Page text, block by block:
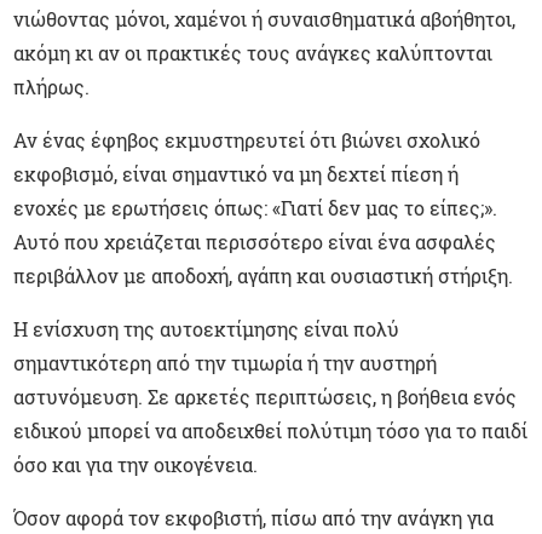
νιώθοντας μόνοι, χαμένοι ή συναισθηματικά αβοήθητοι,
ακόμη κι αν οι πρακτικές τους ανάγκες καλύπτονται
πλήρως.
Αν ένας έφηβος εκμυστηρευτεί ότι βιώνει σχολικό
εκφοβισμό, είναι σημαντικό να μη δεχτεί πίεση ή
ενοχές με ερωτήσεις όπως: «Γιατί δεν μας το είπες;».
Αυτό που χρειάζεται περισσότερο είναι ένα ασφαλές
περιβάλλον με αποδοχή, αγάπη και ουσιαστική στήριξη.
Η ενίσχυση της αυτοεκτίμησης είναι πολύ
σημαντικότερη από την τιμωρία ή την αυστηρή
αστυνόμευση. Σε αρκετές περιπτώσεις, η βοήθεια ενός
ειδικού μπορεί να αποδειχθεί πολύτιμη τόσο για το παιδί
όσο και για την οικογένεια.
Όσον αφορά τον εκφοβιστή, πίσω από την ανάγκη για